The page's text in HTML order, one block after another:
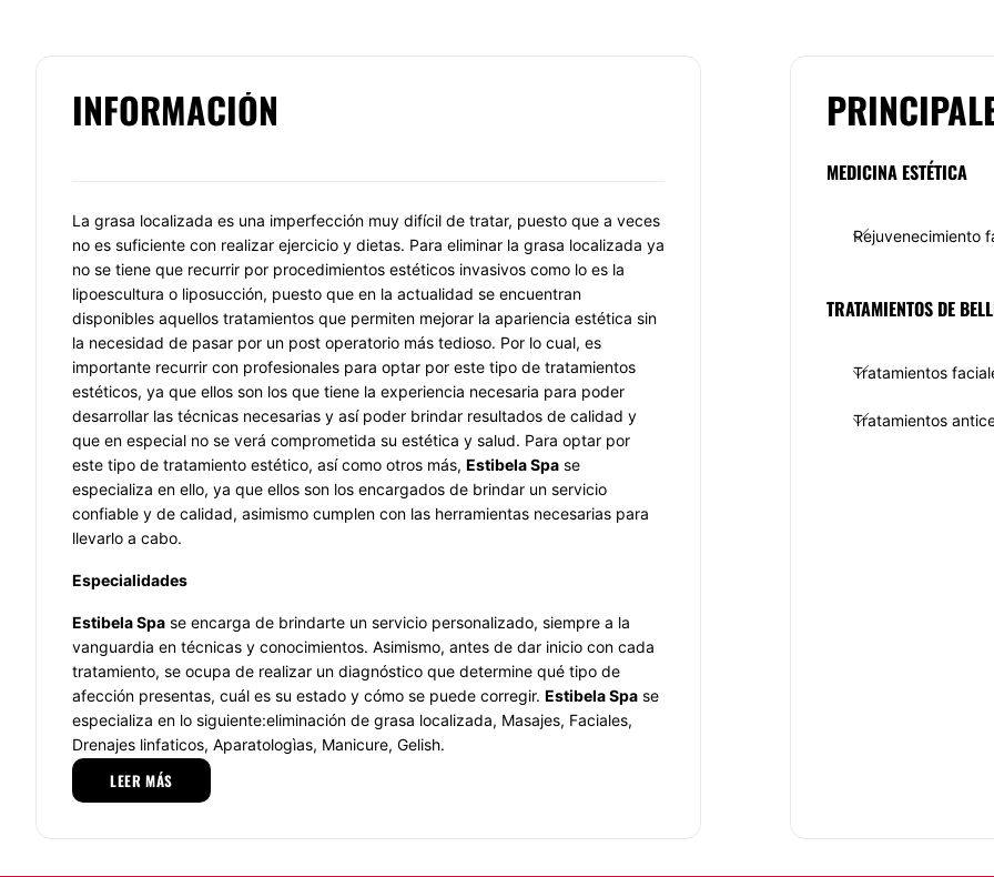
INFORMACIÓN
La grasa localizada es una imperfección muy difícil de tratar, puesto que a veces
no es suficiente con realizar ejercicio y dietas. Para eliminar la grasa localizada ya
no se tiene que recurrir por procedimientos estéticos invasivos como lo es la
lipoescultura o liposucción, puesto que en la actualidad se encuentran
disponibles aquellos tratamientos que permiten mejorar la apariencia estética sin
la necesidad de pasar por un post operatorio más tedioso. Por lo cual, es
importante recurrir con profesionales para optar por este tipo de tratamientos
estéticos, ya que ellos son los que tiene la experiencia necesaria para poder
desarrollar las técnicas necesarias y así poder brindar resultados de calidad y
que en especial no se verá comprometida su estética y salud. Para optar por
este tipo de tratamiento estético, así como otros más, Estibela Spa se
especializa en ello, ya que ellos son los encargados de brindar un servicio
confiable y de calidad, asimismo cumplen con las herramientas necesarias para
llevarlo a cabo.
Especialidades
Estibela Spa se encarga de brindarte un servicio personalizado, siempre a la
vanguardia en técnicas y conocimientos. Asimismo, antes de dar inicio con cada
tratamiento, se ocupa de realizar un diagnóstico que determine qué tipo de
afección presentas, cuál es su estado y cómo se puede corregir. Estibela Spa se
especializa en lo siguiente:eliminación de grasa localizada, Masajes, Faciales,
Drenajes linfaticos, Aparatologìas, Manicure, Gelish.
Por otra parte, este especialista también se enfoca en cuidar de tu salud, es por
LEER MÁS
MEDICINA ESTÉTICA
Rejuvenecimiento
TRATAMIENTOS DE
Tratamientos
Tratamientos